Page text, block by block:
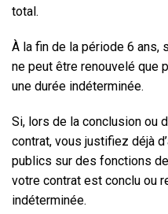
total .
À la fin de la période 6 ans,
ne peut être renouvelé que
une durée indéterminée.
Si, lors de la conclusion ou
contrat, vous justifiez déjà
publics sur des fonctions
votre contrat est conclu ou
indéterminée.